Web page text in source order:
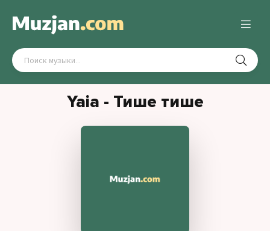
Yaia - Тише тише